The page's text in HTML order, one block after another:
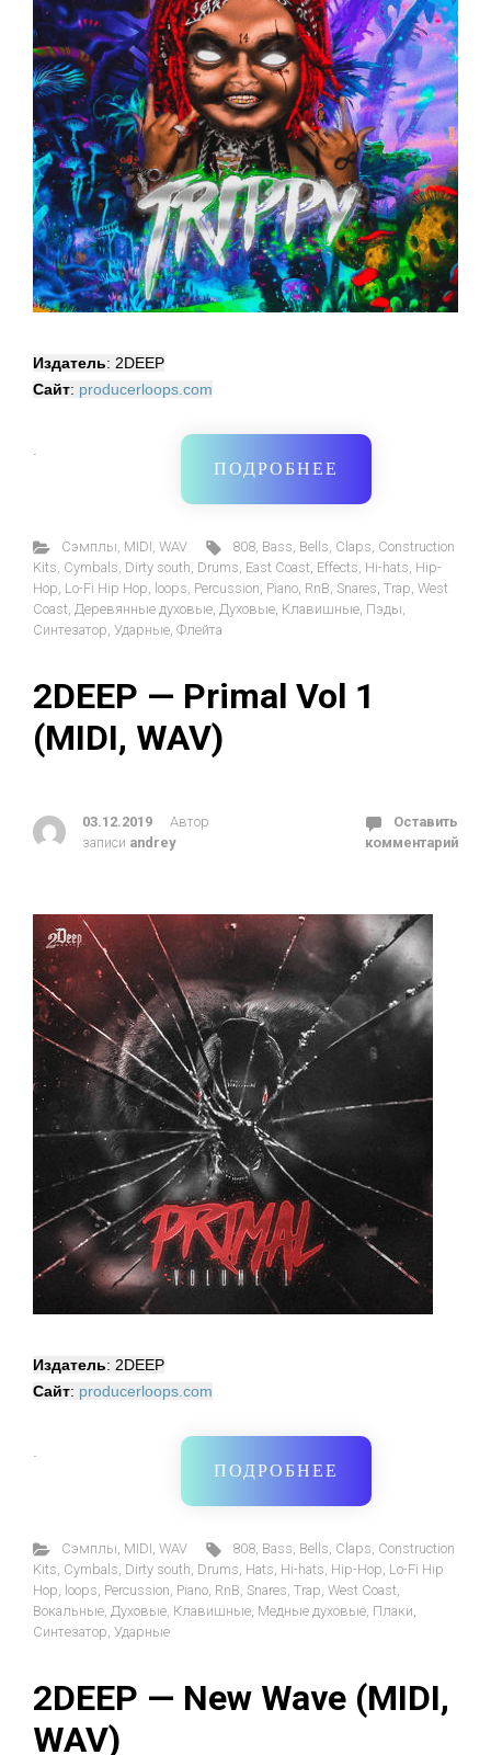
Издатель: 2DEEP
Сайт: producerloops.com
·
ПОДРОБНЕЕ
Cэмплы, MIDI, WAV 808, Bass, Bells, Claps, Construction
Kits, Cymbals, Dirty south, Drums, East Coast, Effects, Hi-hats, Hip-
Hop, Lo-Fi Hip Hop, loops, Percussion, Piano, RnB, Snares, Trap, West
Coast, Деревянные духовые, Духовые, Клавишные, Пэды,
Синтезатор, Ударные, Флейта
2DEEP — Primal Vol 1
(MIDI, WAV)
03.12.2019
Автор
записи andrey
Оставить
комментарий
Издатель: 2DEEP
Сайт: producerloops.com
·
ПОДРОБНЕЕ
Cэмплы, MIDI, WAV 808, Bass, Bells, Claps, Construction
Kits, Cymbals, Dirty south, Drums, Hats, Hi-hats, Hip-Hop, Lo-Fi Hip
Hop, loops, Percussion, Piano, RnB, Snares, Trap, West Coast,
Вокальные, Духовые, Клавишные, Медные духовые, Плаки,
Синтезатор, Ударные
2DEEP — New Wave (MIDI,
WAV)